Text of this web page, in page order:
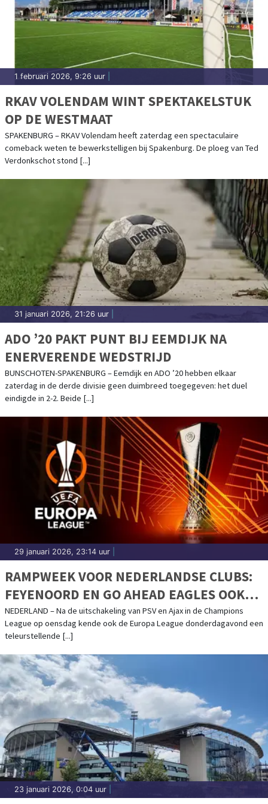
1 februari 2026, 9:26 uur
RKAV VOLENDAM WINT SPEKTAKELSTUK
OP DE WESTMAAT
SPAKENBURG – RKAV Volendam heeft zaterdag een spectaculaire
comeback weten te bewerkstelligen bij Spakenburg. De ploeg van Ted
Verdonkschot stond [...]
31 januari 2026, 21:26 uur
ADO ’20 PAKT PUNT BIJ EEMDIJK NA
ENERVERENDE WEDSTRIJD
BUNSCHOTEN-SPAKENBURG – Eemdijk en ADO ’20 hebben elkaar
zaterdag in de derde divisie geen duimbreed toegegeven: het duel
eindigde in 2-2. Beide [...]
29 januari 2026, 23:14 uur
RAMPWEEK VOOR NEDERLANDSE CLUBS:
FEYENOORD EN GO AHEAD EAGLES OOK
UITGESCHAKELD
NEDERLAND – Na de uitschakeling van PSV en Ajax in de Champions
League op oensdag kende ook de Europa League donderdagavond een
teleurstellende [...]
23 januari 2026, 0:04 uur